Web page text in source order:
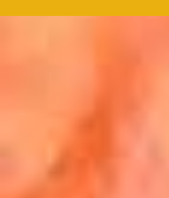
移
ン